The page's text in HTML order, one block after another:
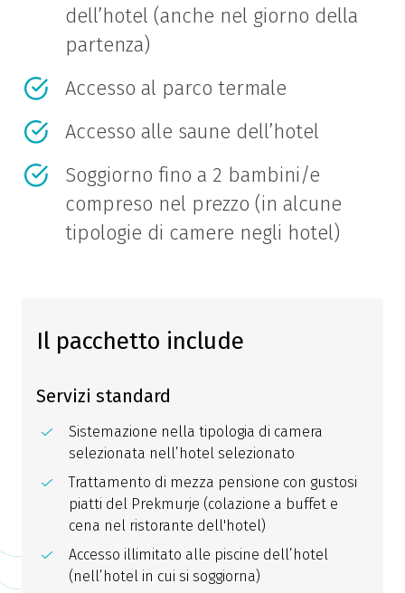
dell’hotel (anche nel giorno della
partenza)
Accesso al parco termale
Accesso alle saune dell’hotel
Soggiorno fino a 2 bambini/e
compreso nel prezzo (in alcune
tipologie di camere negli hotel)
Il pacchetto include
Servizi standard
Sistemazione nella tipologia di camera
selezionata nell’hotel selezionato
Trattamento di mezza pensione con gustosi
piatti del Prekmurje (colazione a buffet e
cena nel ristorante dell'hotel)
Accesso illimitato alle piscine dell’hotel
(nell’hotel in cui si soggiorna)